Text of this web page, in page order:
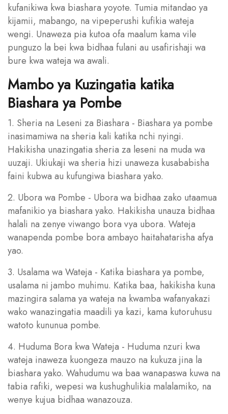
kufanikiwa kwa biashara yoyote. Tumia mitandao ya
kijamii, mabango, na vipeperushi kufikia wateja
wengi. Unaweza pia kutoa ofa maalum kama vile
punguzo la bei kwa bidhaa fulani au usafirishaji wa
bure kwa wateja wa awali.
Mambo ya Kuzingatia katika
Biashara ya Pombe
1. Sheria na Leseni za Biashara - Biashara ya pombe
inasimamiwa na sheria kali katika nchi nyingi.
Hakikisha unazingatia sheria za leseni na muda wa
uuzaji. Ukiukaji wa sheria hizi unaweza kusababisha
faini kubwa au kufungiwa biashara yako.
2. Ubora wa Pombe - Ubora wa bidhaa zako utaamua
mafanikio ya biashara yako. Hakikisha unauza bidhaa
halali na zenye viwango bora vya ubora. Wateja
wanapenda pombe bora ambayo haitahatarisha afya
yao.
3. Usalama wa Wateja - Katika biashara ya pombe,
usalama ni jambo muhimu. Katika baa, hakikisha kuna
mazingira salama ya wateja na kwamba wafanyakazi
wako wanazingatia maadili ya kazi, kama kutoruhusu
watoto kununua pombe.
4. Huduma Bora kwa Wateja - Huduma nzuri kwa
wateja inaweza kuongeza mauzo na kukuza jina la
biashara yako. Wahudumu wa baa wanapaswa kuwa na
tabia rafiki, wepesi wa kushughulikia malalamiko, na
wenye kujua bidhaa wanazouza.